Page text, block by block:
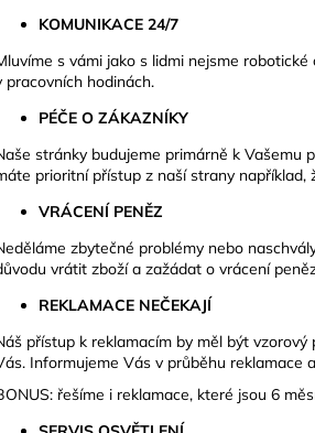
KOMUNIKACE 24/7
s vámi jako s lidmi nejsme
pracovních hodinách.
PÉČE O ZÁKAZNÍKY
stránky budujeme primárně k Vašemu
prioritní přístup z naší strany například,
VRÁCENÍ PENĚZ
zbytečné problémy nebo
vrátit zboží a zažádat o vrácení
REKLAMACE NEČEKAJÍ
přístup k reklamacím by měl být
Informujeme Vás v průběhu reklamace
řešíme i reklamace, které jsou 6